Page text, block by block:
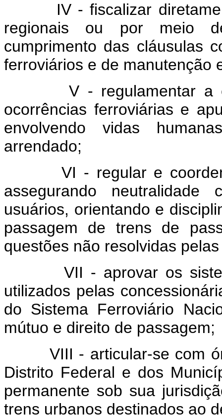
IV - fiscalizar
regionais ou por meio
cumprimento das cláusulas
ferroviários e de manutenção
V - regulamentar a
ocorrências ferroviárias e
envolvendo vidas
arrendado;
VI - regular e coordenar
assegurando
usuários, orientando e
passagem de trens de
questões não resolvidas
VII - aprovar os
utilizados pelas
do Sistema Ferroviário
mútuo e direito de passagem;
VIII - articular-se com
Distrito Federal e dos
permanente sob sua
trens urbanos destinados ao